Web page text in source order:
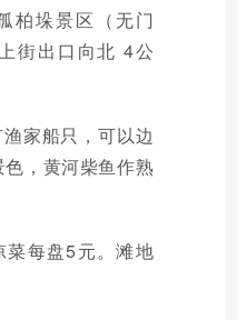
柏垛景区（无门
街出口向北 4公
家船只，可以边
，黄河柴鱼作熟
菜每盘5元。滩地